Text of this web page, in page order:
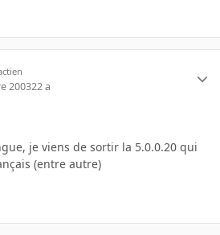
200322 a
je viens de sortir la 5.0.0.20 qui
(entre autre)